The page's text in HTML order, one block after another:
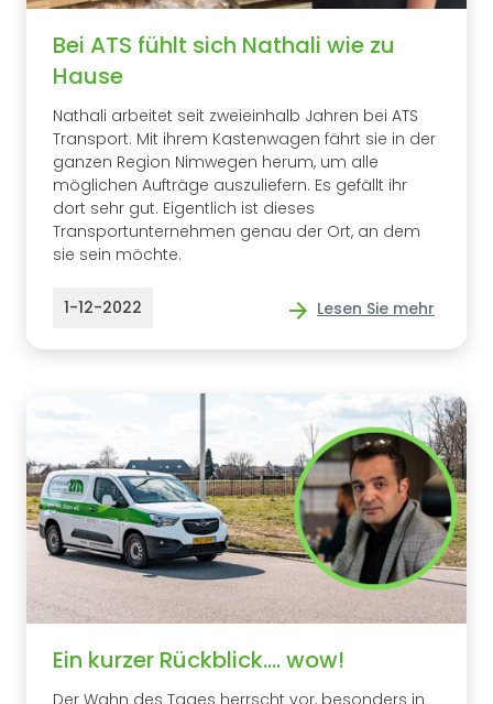
Bei ATS fühlt sich Nathali wie zu
Hause
Nathali arbeitet seit zweieinhalb Jahren bei ATS
Transport. Mit ihrem Kastenwagen fährt sie in der
ganzen Region Nimwegen herum, um alle
möglichen Aufträge auszuliefern. Es gefällt ihr
dort sehr gut. Eigentlich ist dieses
Transportunternehmen genau der Ort, an dem
sie sein möchte.
1-12-2022 Lesen Sie mehr
Ein kurzer Rückblick.... wow!